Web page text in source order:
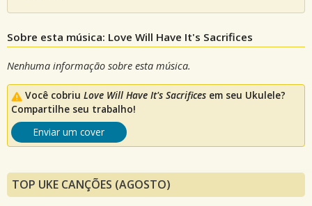
Sobre esta música: Love Will Have It's Sacrifices
Nenhuma informação sobre esta música.
Você cobriu Love Will Have It's Sacrifices em seu Ukulele?
Compartilhe seu trabalho!
Enviar um cover
TOP UKE CANÇÕES (AGOSTO)